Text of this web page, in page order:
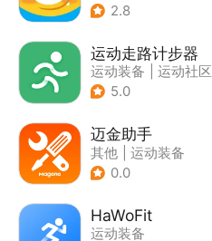
2.8
运动走路计步器
运动装备
运动社区
5.0
迈金助手
其他
运动装备
0.0
HaWoFit
运动装备